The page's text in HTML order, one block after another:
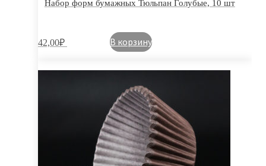
Набор форм бумажных Тюльпан Голубые, 10 шт
42,00₽ В корзину